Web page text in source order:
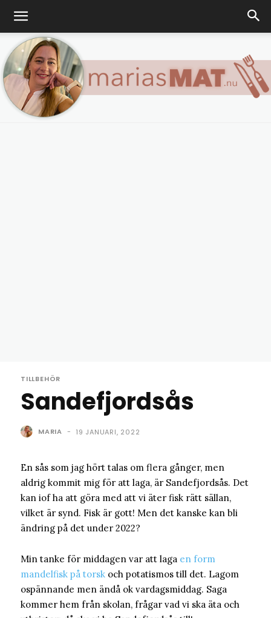
TILLBEHÖR
Sandefjordsås
MARIA - 19 JANUARI, 2022
En sås som jag hört talas om flera gånger, men
aldrig kommit mig för att laga, är Sandefjordsås. Det
kan iof ha att göra med att vi äter fisk rätt sällan,
vilket är synd. Fisk är gott! Men det kanske kan bli
ändring på det under 2022?
Min tanke för middagen var att laga en form
mandelfisk på torsk och potatismos till det. Lagom
ospännande men ändå ok vardagsmiddag. Saga
kommer hem från skolan, frågar vad vi ska äta och